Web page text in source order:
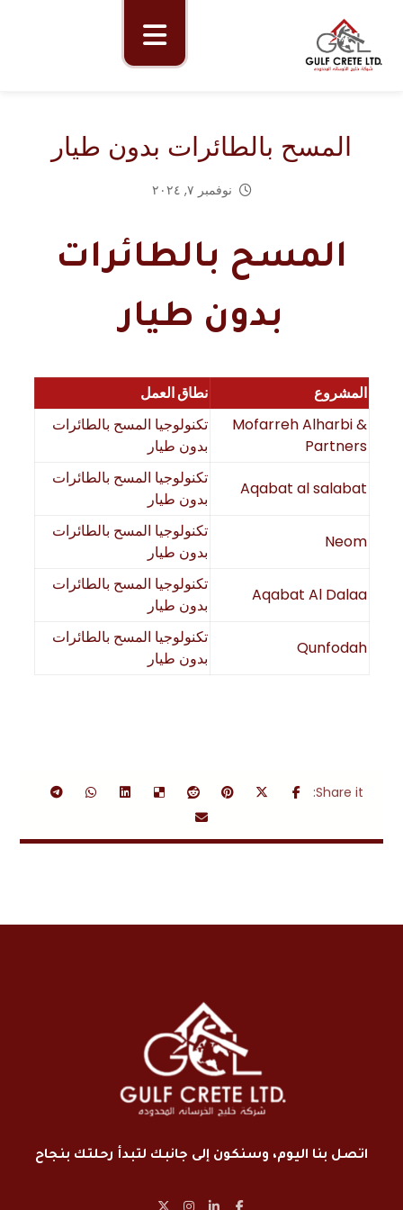
المسح بالطائرات بدون طيار
نوفمبر ٧, ٢٠٢٤
المسح بالطائرات
بدون طيار
المشروع
نطاق العمل
Mofarreh Alharbi &
Partners
تكنولوجيا المسح بالطائرات
بدون طيار
Aqabat al salabat
تكنولوجيا المسح بالطائرات
بدون طيار
Neom
تكنولوجيا المسح بالطائرات
بدون طيار
Aqabat Al Dalaa
تكنولوجيا المسح بالطائرات
بدون طيار
Qunfodah
تكنولوجيا المسح بالطائرات
بدون طيار
اتصل بنا اليوم، وسنكون إلى جانبك لتبدأ رحلتك بنجاح